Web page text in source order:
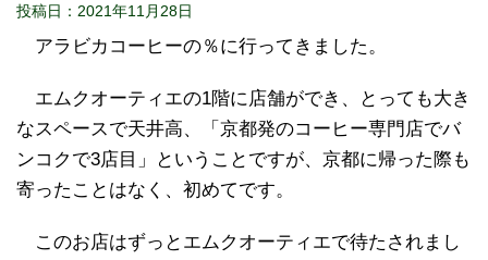
投稿日：2021年11月28日
アラビカコーヒーの％に行ってきました。
エムクオーティエの1階に店舗ができ、とっても大き
なスペースで天井高、「京都発のコーヒー専門店でバ
ンコクで3店目」ということですが、京都に帰った際も
寄ったことはなく、初めてです。
このお店はずっとエムクオーティエで待たされまし